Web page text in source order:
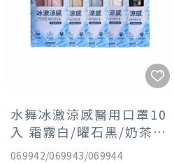
水舞冰激涼感醫用口罩10
入 霜霧白/曜石黑/奶茶棕
【同品項2件合購99】
069942/069943/069944